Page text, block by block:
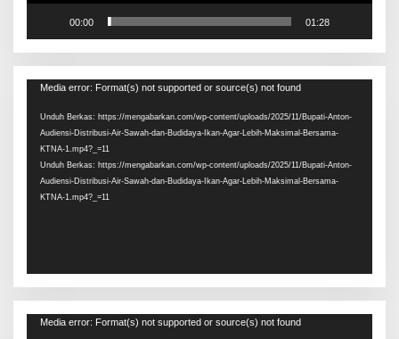
00:00 01:28
Pemutar
Media error: Format(s) not supported or source(s) not found
Unduh Berkas: https://mengabarkan.com/wp-content/uploads/2025/11/Bupati-Anton-
Audiensi-Distribusi-Air-Sawah-dan-Budidaya-Ikan-Agar-Lebih-Maksimal-Bersama-
KTNA-1.mp4?_=11
Unduh Berkas: https://mengabarkan.com/wp-content/uploads/2025/11/Bupati-Anton-
Audiensi-Distribusi-Air-Sawah-dan-Budidaya-Ikan-Agar-Lebih-Maksimal-Bersama-
KTNA-1.mp4?_=11
Pemutar
Media error: Format(s) not supported or source(s) not found